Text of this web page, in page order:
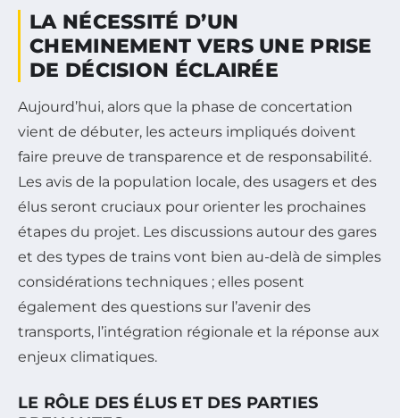
LA NÉCESSITÉ D’UN
CHEMINEMENT VERS UNE PRISE
DE DÉCISION ÉCLAIRÉE
Aujourd’hui, alors que la phase de concertation
vient de débuter, les acteurs impliqués doivent
faire preuve de transparence et de responsabilité.
Les avis de la population locale, des usagers et des
élus seront cruciaux pour orienter les prochaines
étapes du projet. Les discussions autour des gares
et des types de trains vont bien au-delà de simples
considérations techniques ; elles posent
également des questions sur l’avenir des
transports, l’intégration régionale et la réponse aux
enjeux climatiques.
LE RÔLE DES ÉLUS ET DES PARTIES